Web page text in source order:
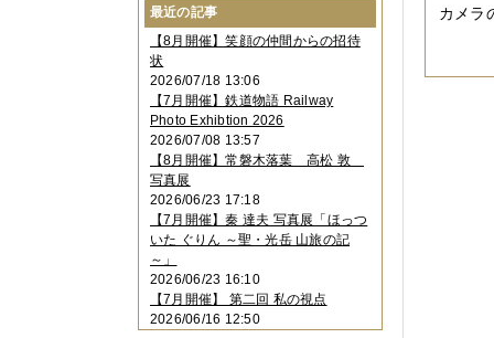
カメラ
2024年04月
2024年03月（3件）
2024年02月（2件）
2023年12月
2023年11月 （4件）
2023年10月（3件）
2023年09月（4件）
2023年08月 （1件）
2023年06月（3件）
2023年05月
2023年04月 （2件）
2023年03月（5件）
2023年02月（3件）
2023年01月
2022年12月 （3件）
2022年11月（2件）
2022年10月（4件）
最近の記事
【8月開催】笑顔の仲間からの招待
状
2026/07/18 13:06
【7月開催】鉄道物語 Railway
Photo Exhibtion 2026
2026/07/08 13:57
【8月開催】常磐木落葉 高松 敦
写真展
2026/06/23 17:18
【7月開催】秦 達夫 写真展「ほっつ
いた ぐりん ～聖・光岳 山旅の記
～」
2026/06/23 16:10
【7月開催】 第二回 私の視点
2026/06/16 12:50